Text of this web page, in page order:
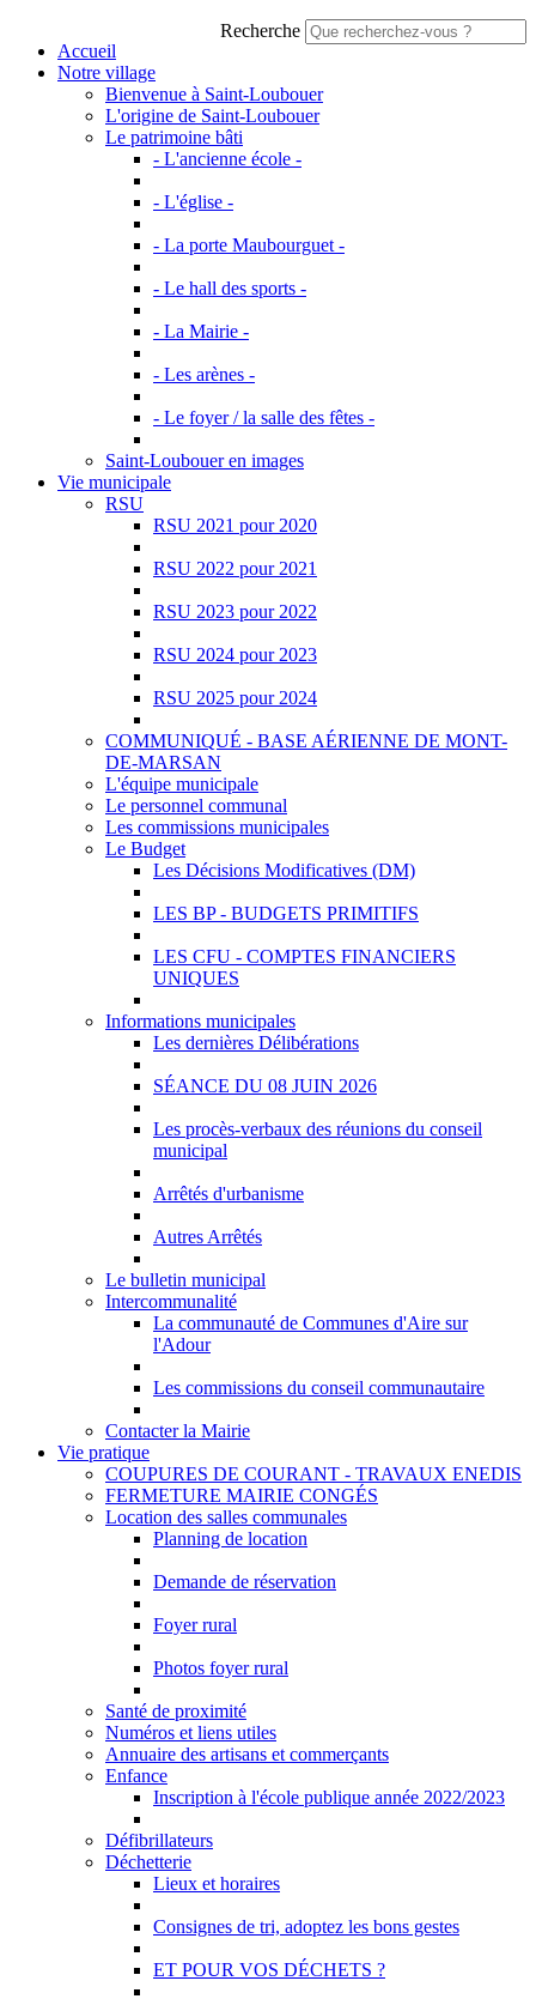
Recherche
Accueil
Notre village
Bienvenue à Saint-Loubouer
L'origine de Saint-Loubouer
Le patrimoine bâti
- L'ancienne école -
- L'église -
- La porte Maubourguet -
- Le hall des sports -
- La Mairie -
- Les arènes -
- Le foyer / la salle des fêtes -
Saint-Loubouer en images
Vie municipale
RSU
RSU 2021 pour 2020
RSU 2022 pour 2021
RSU 2023 pour 2022
RSU 2024 pour 2023
RSU 2025 pour 2024
COMMUNIQUÉ - BASE AÉRIENNE DE MONT-
DE-MARSAN
L'équipe municipale
Le personnel communal
Les commissions municipales
Le Budget
Les Décisions Modificatives (DM)
LES BP - BUDGETS PRIMITIFS
LES CFU - COMPTES FINANCIERS
UNIQUES
Informations municipales
Les dernières Délibérations
SÉANCE DU 08 JUIN 2026
Les procès-verbaux des réunions du conseil
municipal
Arrêtés d'urbanisme
Autres Arrêtés
Le bulletin municipal
Intercommunalité
La communauté de Communes d'Aire sur
l'Adour
Les commissions du conseil communautaire
Contacter la Mairie
Vie pratique
COUPURES DE COURANT - TRAVAUX ENEDIS
FERMETURE MAIRIE CONGÉS
Location des salles communales
Planning de location
Demande de réservation
Foyer rural
Photos foyer rural
Santé de proximité
Numéros et liens utiles
Annuaire des artisans et commerçants
Enfance
Inscription à l'école publique année 2022/2023
Défibrillateurs
Déchetterie
Lieux et horaires
Consignes de tri, adoptez les bons gestes
ET POUR VOS DÉCHETS ?